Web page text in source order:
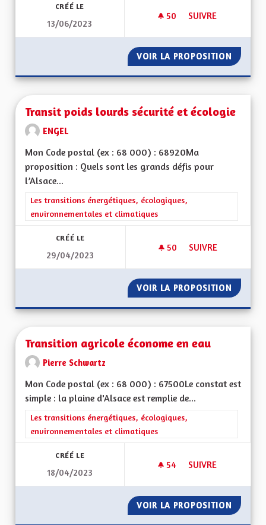
CRÉÉ LE
13/06/2023
50 50 ABONNÉS
SUIVRE
VOIR LA PROPOSITION
Transit poids lourds sécurité et écologie
ENGEL
Mon Code postal (ex : 68 000) : 68920Ma
proposition : Quels sont les grands défis pour
l’Alsace...
Filtrer les résultats de la catégorie : Les transitions
Les transitions énergétiques, écologiques,
environnementales et climatiques
CRÉÉ LE
29/04/2023
50 50 ABONNÉS
SUIVRE
VOIR LA PROPOSITION
Transition agricole économe en eau
Pierre Schwartz
Mon Code postal (ex : 68 000) : 67500Le constat est
simple : la plaine d'Alsace est remplie de...
Filtrer les résultats de la catégorie : Les transitions
Les transitions énergétiques, écologiques,
environnementales et climatiques
CRÉÉ LE
18/04/2023
54 54 ABONNÉS
SUIVRE
VOIR LA PROPOSITION